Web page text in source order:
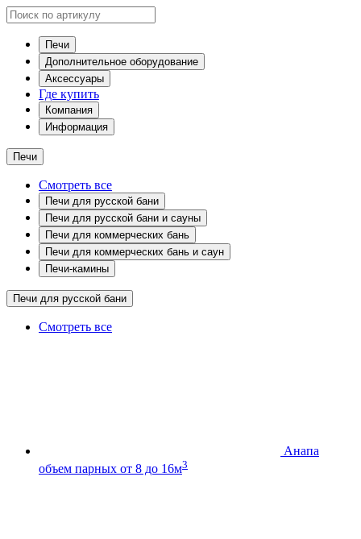
Печи
Дополнительное оборудование
Аксессуары
Где купить
Компания
Информация
Печи
Смотреть все
Печи для русской бани
Печи для русской бани и сауны
Печи для коммерческих бань
Печи для коммерческих бань и саун
Печи-камины
Печи для русской бани
Смотреть все
Анапа
объем парных от 8 до 16м3